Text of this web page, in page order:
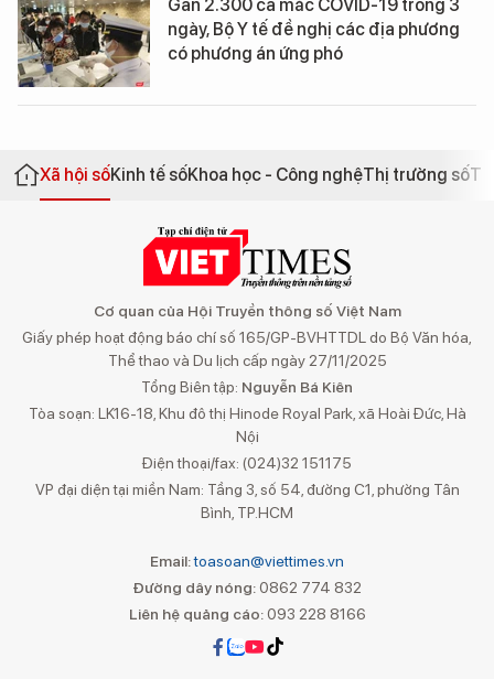
Gần 2.300 ca mắc COVID-19 trong 3
ngày, Bộ Y tế đề nghị các địa phương
có phương án ứng phó
Xã hội sốKinh tế sốKhoa học - Công nghệThị trường số
Cơ quan của Hội Truyền thông số Việt Nam
Giấy phép hoạt động báo chí số 165/GP-BVHTTDL do Bộ Văn hóa,
Thể thao và Du lịch cấp ngày 27/11/2025
Tổng Biên tập: Nguyễn Bá Kiên
Tòa soạn: LK16-18, Khu đô thị Hinode Royal Park, xã Hoài Đức, Hà
Nội
Điện thoại/fax: (024)32 151175
VP đại diện tại miền Nam: Tầng 3, số 54, đường C1, phường Tân
Bình, TP.HCM
Email:toasoan@viettimes.vn
Đường dây nóng: 0862 774 832
Liên hệ quảng cáo:093 228 8166